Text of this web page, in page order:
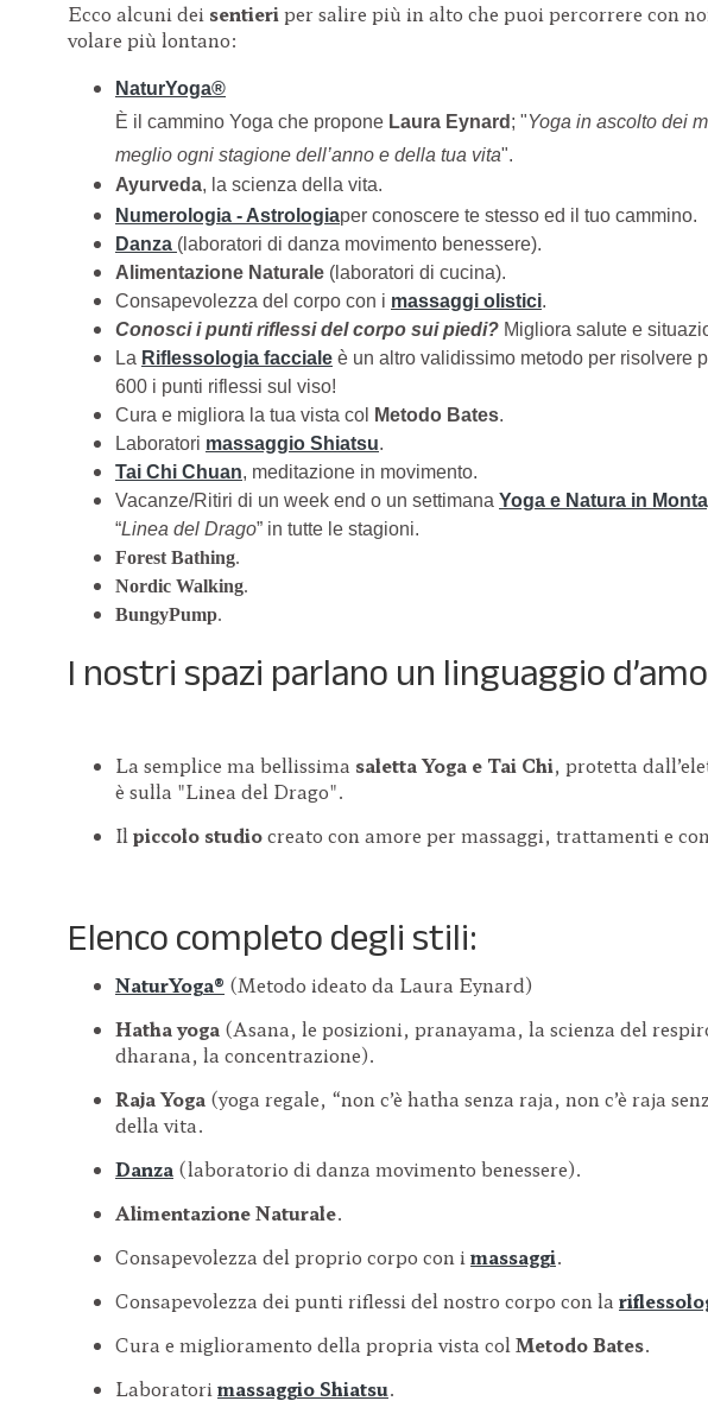
Ecco alcuni dei sentieri per salire più in alto che puoi percorrere con
volare più lontano:
NaturYoga®
È il cammino Yoga che propone Laura Eynard ; "Yoga in ascolto dei
meglio ogni stagione dell’anno e della tua vita".
Ayurveda, la scienza della vita.
Numerologia - Astrologiaper conoscere te stesso ed il tuo cammino.
Danza (laboratori di danza movimento benessere).
Alimentazione Naturale (laboratori di cucina).
Consapevolezza del corpo con i massaggi olistici.
Conosci i punti riflessi del corpo sui piedi? Migliora salute e
La Riflessologia facciale è un altro validissimo metodo per risolvere
600 i punti riflessi sul viso!
Cura e migliora la tua vista col
Metodo Bates.
Laboratori massaggio Shiatsu.
Tai Chi Chuan, meditazione in movimento.
Vacanze/Ritiri di un week end o un settimana Yoga e Natura in
“Linea del Drago” in tutte le stagioni.
Forest Bathing.
Nordic Walking.
BungyPump.
I nostri spazi parlano un linguaggio
La semplice ma bellissima saletta Yoga e Tai Chi, protetta
è sulla "Linea del Drago".
Il piccolo studiocreato con amore per massaggi, trattamenti e
Elenco completo degli stili:
NaturYoga® (Metodo ideato da Laura Eynard)
Hatha yoga (Asana, le posizioni, pranayama, la scienza del
dharana, la concentrazione).
Raja Yoga (yoga regale, “non c’è hatha senza raja, non c’è raja
della vita.
Danza (laboratorio di danza movimento benessere).
Alimentazione Naturale.
Consapevolezza del proprio corpo con i massaggi.
Consapevolezza dei punti riflessi del nostro corpo con la
Cura e miglioramento della propria vista col Metodo Bates.
Laboratori massaggio Shiatsu.